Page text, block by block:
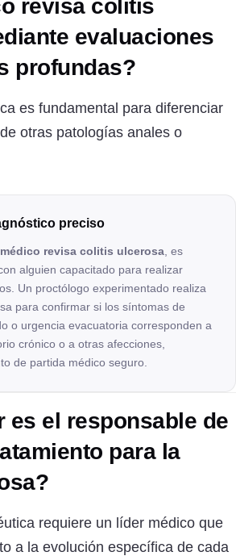
revisa colitis
evaluaciones
profundas?
es fundamental para diferenciar
de otras patologías anales o
preciso
revisa colitis ulcerosa , es
alguien capacitado para realizar
Un proctólogo experimentado realiza
para confirmar si los síntomas de
o urgencia evacuatoria corresponden a
crónico o a otras afecciones,
de partida médico seguro.
es el responsable de
para la
requiere un líder médico que
a la evolución específica de cada